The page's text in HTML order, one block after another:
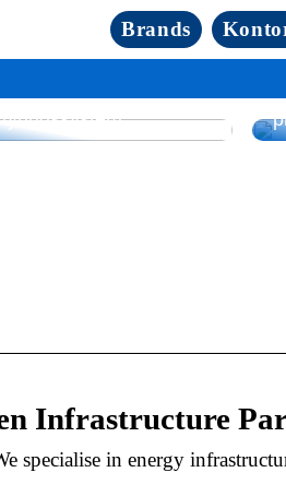
Brands
ved et
Infrastructure
specialise in energy